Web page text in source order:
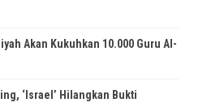
Akan Kukuhkan 10.000 Guru Al-
‘Israel’ Hilangkan Bukti